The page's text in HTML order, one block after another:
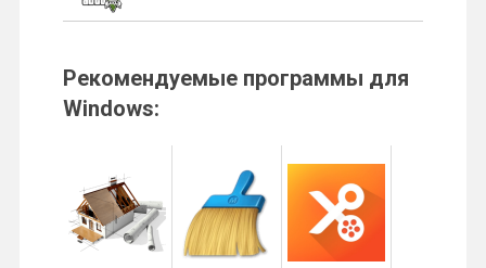
Рекомендуемые программы для
Windows: